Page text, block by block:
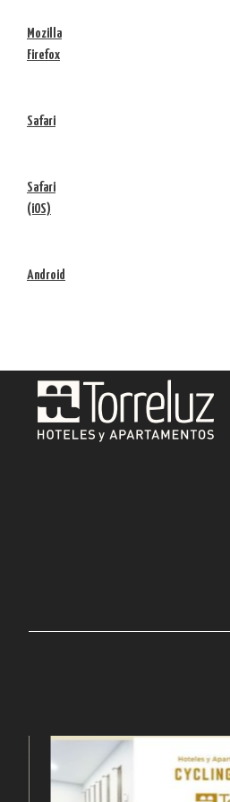
Mozilla
Firefox
Safari
Safari
(iOS)
Android